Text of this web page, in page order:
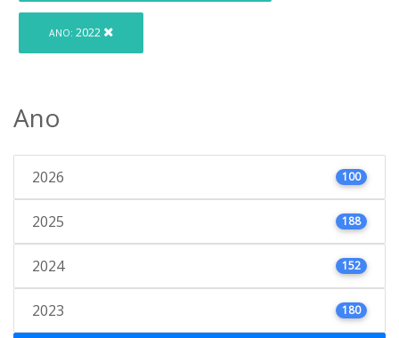
ANO: 2022
Ano
2026 100
2025 188
2024 152
2023 180